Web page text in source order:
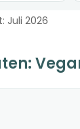
Juli 2026